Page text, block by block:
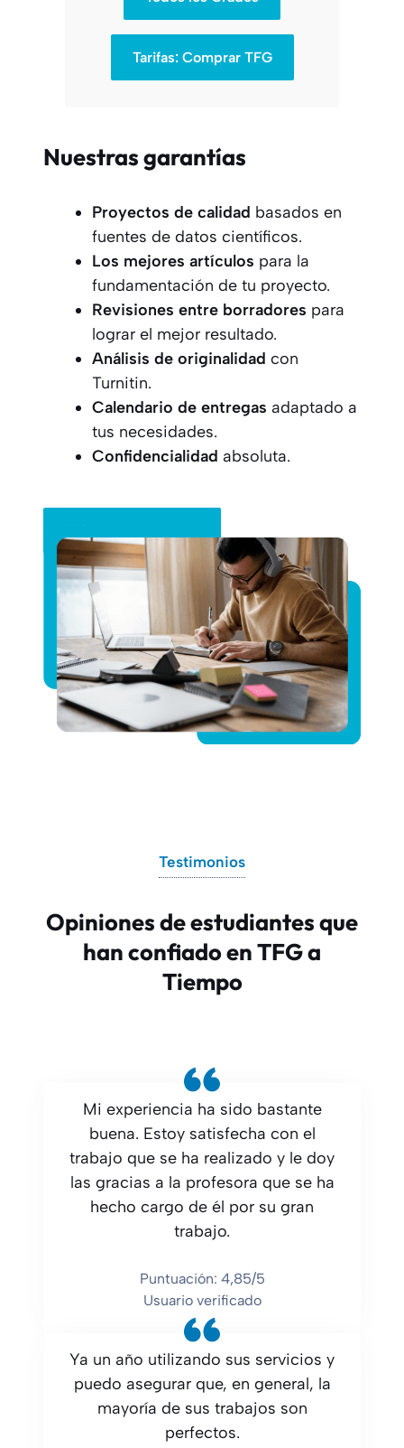
Tarifas: Comprar TFG
Nuestras garantías
Proyectos de calidad basados en
fuentes de datos científicos.
Los mejores artículos para la
fundamentación de tu proyecto.
Revisiones entre borradores para
lograr el mejor resultado.
Análisis de originalidad con
Turnitin.
Calendario de entregas adaptado a
tus necesidades.
Confidencialidad absoluta.
Pide tu presupuesto
Testimonios
Opiniones de estudiantes que
han confiado en TFG a
Tiempo
Mi experiencia ha sido bastante
buena. Estoy satisfecha con el
trabajo que se ha realizado y le doy
las gracias a la profesora que se ha
hecho cargo de él por su gran
trabajo.
Puntuación: 4,85/5
Usuario verificado
Ya un año utilizando sus servicios y
puedo asegurar que, en general, la
mayoría de sus trabajos son
perfectos.